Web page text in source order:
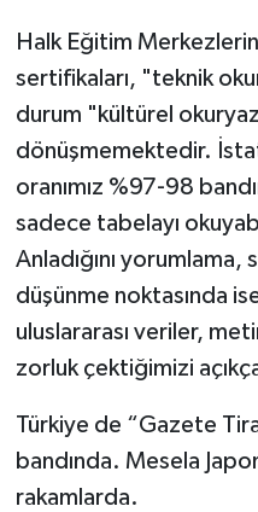
Halk Eğitim
sertifikaları, "teknik
durum "kültürel
dönüşmemektedir.
oranımız %97-98
sadece tabelayı
Anladığını
düşünme noktasında
uluslararası veriler,
zorluk çektiğimizi
Türkiye de “Gazete
bandında. Mesela
rakamlarda.